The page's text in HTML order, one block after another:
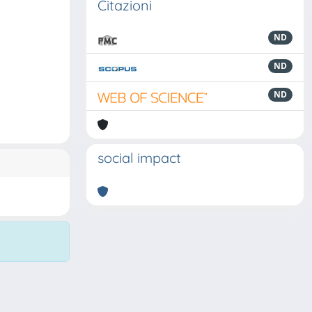
Citazioni
ND
ND
ND
social impact